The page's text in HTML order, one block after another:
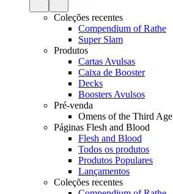
Coleções recentes
Compendium of Rathe
Super Slam
Produtos
Cartas Avulsas
Caixa de Booster
Decks
Boosters Avulsos
Pré-venda
Omens of the Third Age
Páginas Flesh and Blood
Flesh and Blood
Todos os produtos
Produtos Populares
Lançamentos
Coleções recentes